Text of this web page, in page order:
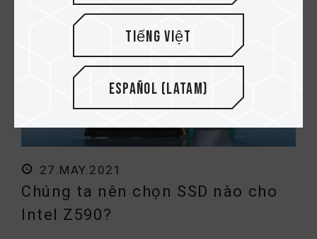
27.MAY.2021
Chúng ta nên chọn SSD nào cho
Intel Z590?
Tiếng Việt
Español (Latam)